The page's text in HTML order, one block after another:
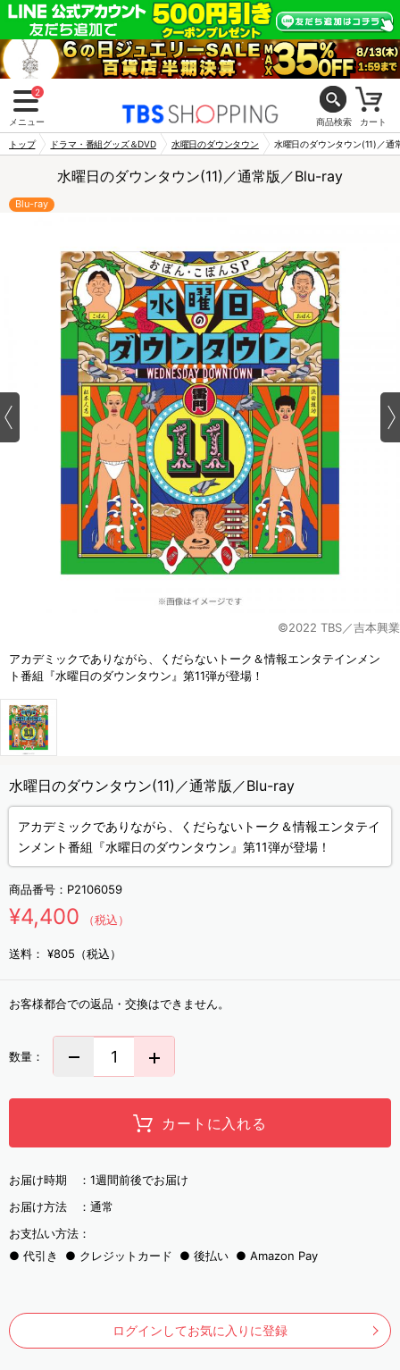
2
メニュー 商品検索 カート
トップ ドラマ・番組グッズ＆DVD 水曜日のダウンタウン 水曜日のダウンタウン(11)／通
水曜日のダウンタウン(11)／通常版／Blu-ray
Blu-ray
©2022 TBS／吉本興業
アカデミックでありながら、くだらないトーク＆情報エンタテインメン
ト番組『水曜日のダウンタウン』第11弾が登場！
水曜日のダウンタウン(11)／通常版／Blu-ray
アカデミックでありながら、くだらないトーク＆情報エンタテイ
ンメント番組『水曜日のダウンタウン』第11弾が登場！
商品番号： P2106059
¥4,400 （税込）
送料： ¥805（税込）
お客様都合での返品・交換はできません。
数量：
カートに入れる
お届け時期 ： 1週間前後でお届け
お届け方法 ： 通常
お支払い方法：
代引き
クレジットカード 後払い Amazon Pay
ログインしてお気に入りに登録